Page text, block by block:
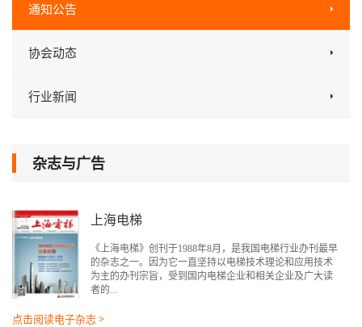
通知公告
协会动态
行业新闻
杂志与广告
上海电梯
《上海电梯》创刊于1988年8月，是我国电梯行业办刊最早
的杂志之一。因为它一直坚持以电梯技术理论和应用技术
为主的办刊宗旨，受到国内电梯企业和相关企业及广大读
者的...
点击阅读电子杂志 >